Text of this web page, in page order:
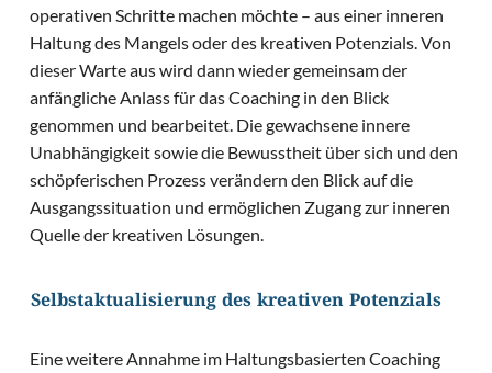
operativen Schritte machen möchte – aus einer inneren
Haltung des Mangels oder des kreativen Potenzials. Von
dieser Warte aus wird dann wieder gemeinsam der
anfängliche Anlass für das Coaching in den Blick
genommen und bearbeitet. Die gewachsene innere
Unabhängigkeit sowie die Bewusstheit über sich und den
schöpferischen Prozess verändern den Blick auf die
Ausgangssituation und ermöglichen Zugang zur inneren
Quelle der kreativen Lösungen.
Selbstaktualisierung des kreativen Potenzials
Eine weitere Annahme im Haltungsbasierten Coaching